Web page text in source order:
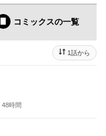
コミックスの一覧
1話から
48時間